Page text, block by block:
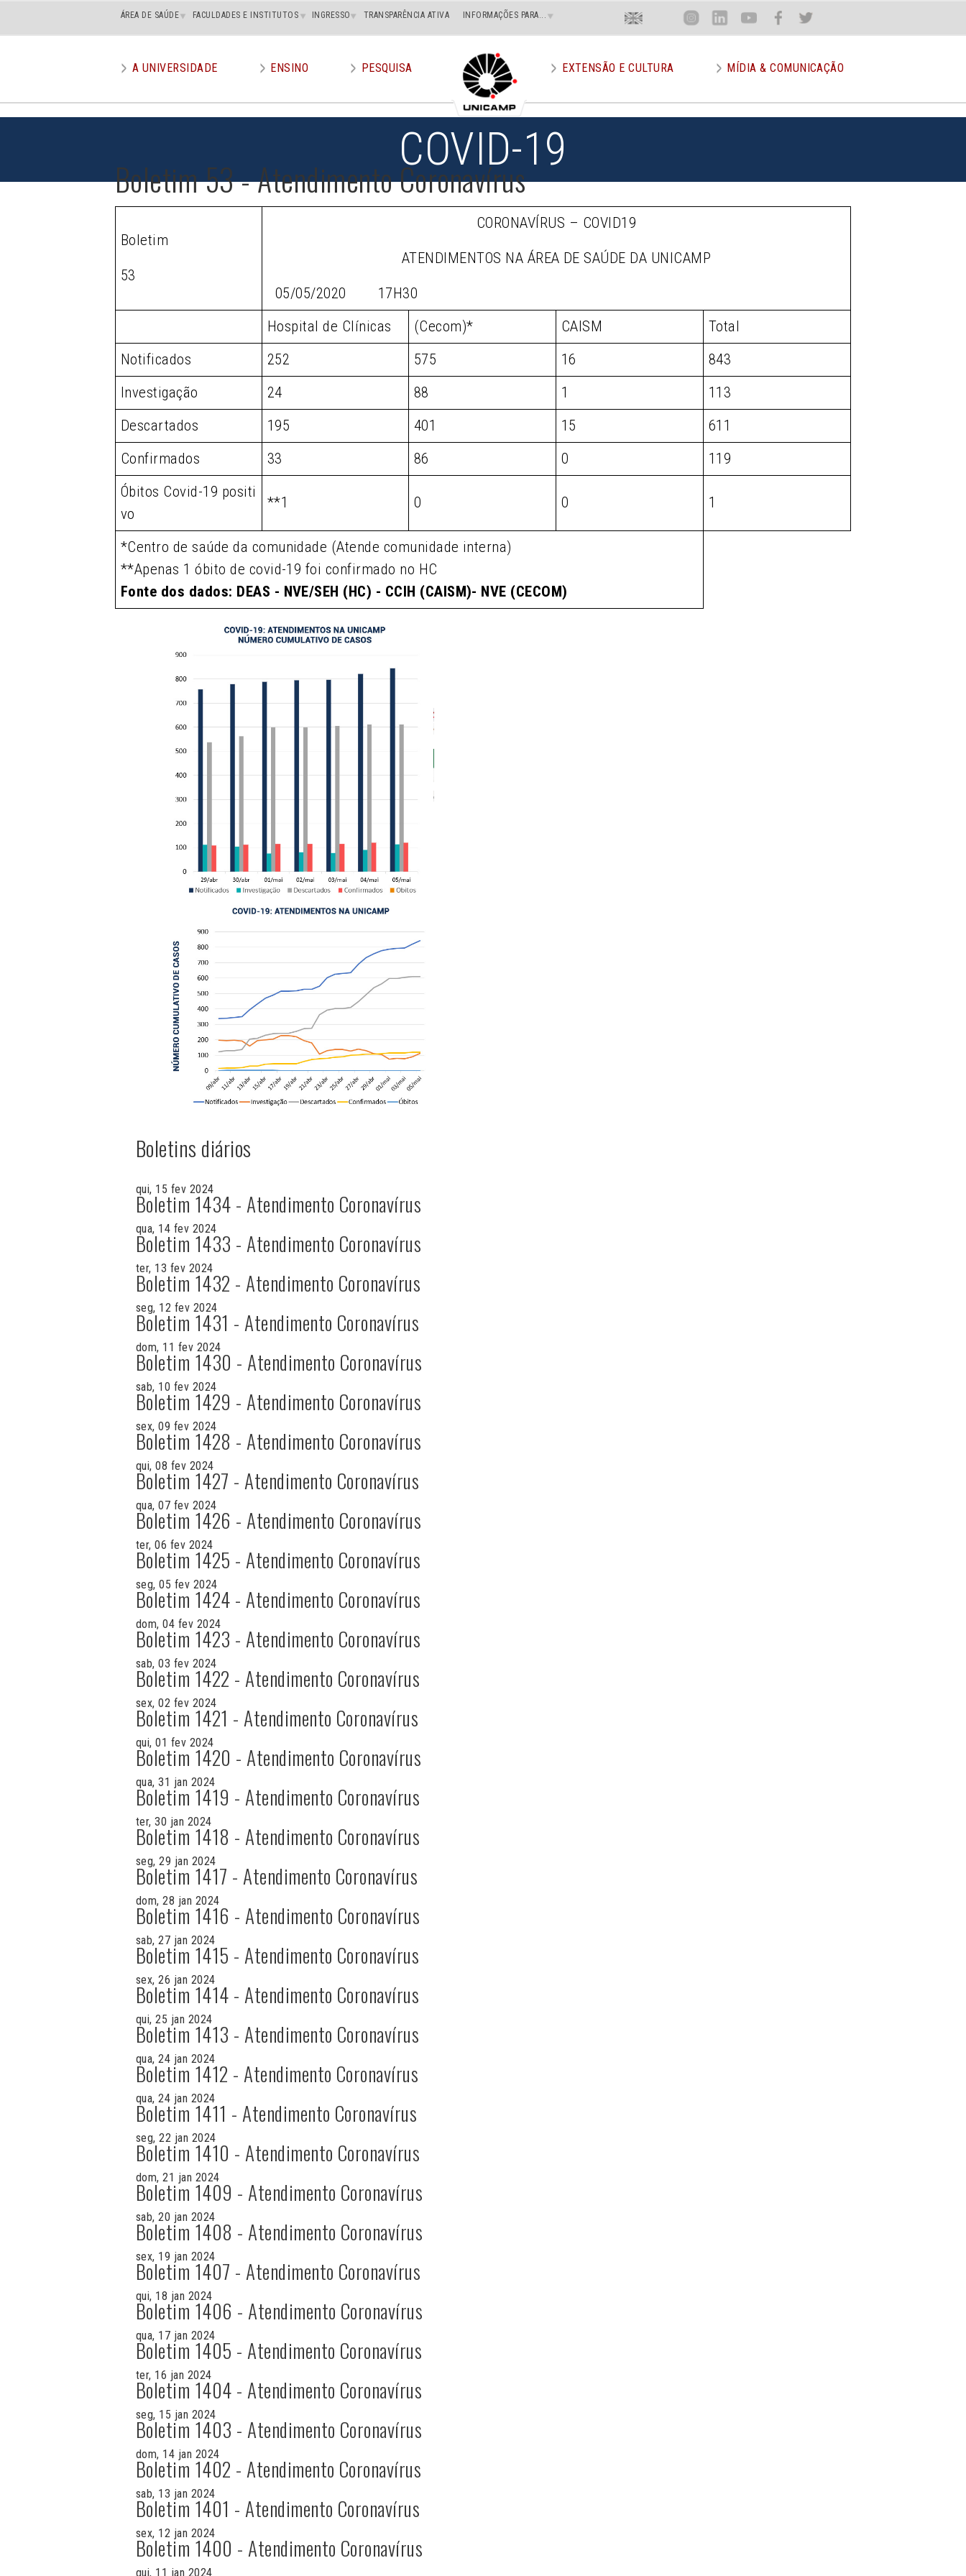
Main
superior
ÁREA DE SAÚDE FACULDADES E INSTITUTOS INGRESSO TRANSPARÊNCIA ATIVA INFORMAÇÕES PARA... Menu
Superior
Direito
En Inst Lin You Face Twit
menu
A UNIVERSIDADE ENSINO PESQUISA EXTENSÃO E CULTURA MÍDIA & COMUNICAÇÃO
COVID-19
Boletim 53 - Atendimento Coronavírus
Boletim
53
CORONAVÍRUS – COVID19
ATENDIMENTOS NA ÁREA DE SAÚDE DA UNICAMP
05/05/2020 17H30
Hospital de Clínicas
(Cecom)* CAISM
Total
Notificados
252 575 16
843
Investigação
24 88 1
113
Descartados
195 401 15
611
Confirmados
33 86 0
119
Óbitos Covid-19 positi
vo
**1 0 0 1
*Centro de saúde da comunidade (Atende comunidade interna)
**Apenas 1 óbito de covid-19 foi confirmado no HC
Fonte dos dados: DEAS - NVE/SEH (HC) - CCIH (CAISM)- NVE (CECOM)
Boletins diários
qui, 15 fev 2024
Boletim 1434 - Atendimento Coronavírus
qua, 14 fev 2024
Boletim 1433 - Atendimento Coronavírus
ter, 13 fev 2024
Boletim 1432 - Atendimento Coronavírus
seg, 12 fev 2024
Boletim 1431 - Atendimento Coronavírus
dom, 11 fev 2024
Boletim 1430 - Atendimento Coronavírus
sab, 10 fev 2024
Boletim 1429 - Atendimento Coronavírus
sex, 09 fev 2024
Boletim 1428 - Atendimento Coronavírus
qui, 08 fev 2024
Boletim 1427 - Atendimento Coronavírus
qua, 07 fev 2024
Boletim 1426 - Atendimento Coronavírus
ter, 06 fev 2024
Boletim 1425 - Atendimento Coronavírus
seg, 05 fev 2024
Boletim 1424 - Atendimento Coronavírus
dom, 04 fev 2024
Boletim 1423 - Atendimento Coronavírus
sab, 03 fev 2024
Boletim 1422 - Atendimento Coronavírus
sex, 02 fev 2024
Boletim 1421 - Atendimento Coronavírus
qui, 01 fev 2024
Boletim 1420 - Atendimento Coronavírus
qua, 31 jan 2024
Boletim 1419 - Atendimento Coronavírus
ter, 30 jan 2024
Boletim 1418 - Atendimento Coronavírus
seg, 29 jan 2024
Boletim 1417 - Atendimento Coronavírus
dom, 28 jan 2024
Boletim 1416 - Atendimento Coronavírus
sab, 27 jan 2024
Boletim 1415 - Atendimento Coronavírus
sex, 26 jan 2024
Boletim 1414 - Atendimento Coronavírus
qui, 25 jan 2024
Boletim 1413 - Atendimento Coronavírus
qua, 24 jan 2024
Boletim 1412 - Atendimento Coronavírus
qua, 24 jan 2024
Boletim 1411 - Atendimento Coronavírus
seg, 22 jan 2024
Boletim 1410 - Atendimento Coronavírus
dom, 21 jan 2024
Boletim 1409 - Atendimento Coronavírus
sab, 20 jan 2024
Boletim 1408 - Atendimento Coronavírus
sex, 19 jan 2024
Boletim 1407 - Atendimento Coronavírus
qui, 18 jan 2024
Boletim 1406 - Atendimento Coronavírus
qua, 17 jan 2024
Boletim 1405 - Atendimento Coronavírus
ter, 16 jan 2024
Boletim 1404 - Atendimento Coronavírus
seg, 15 jan 2024
Boletim 1403 - Atendimento Coronavírus
dom, 14 jan 2024
Boletim 1402 - Atendimento Coronavírus
sab, 13 jan 2024
Boletim 1401 - Atendimento Coronavírus
sex, 12 jan 2024
Boletim 1400 - Atendimento Coronavírus
qui, 11 jan 2024